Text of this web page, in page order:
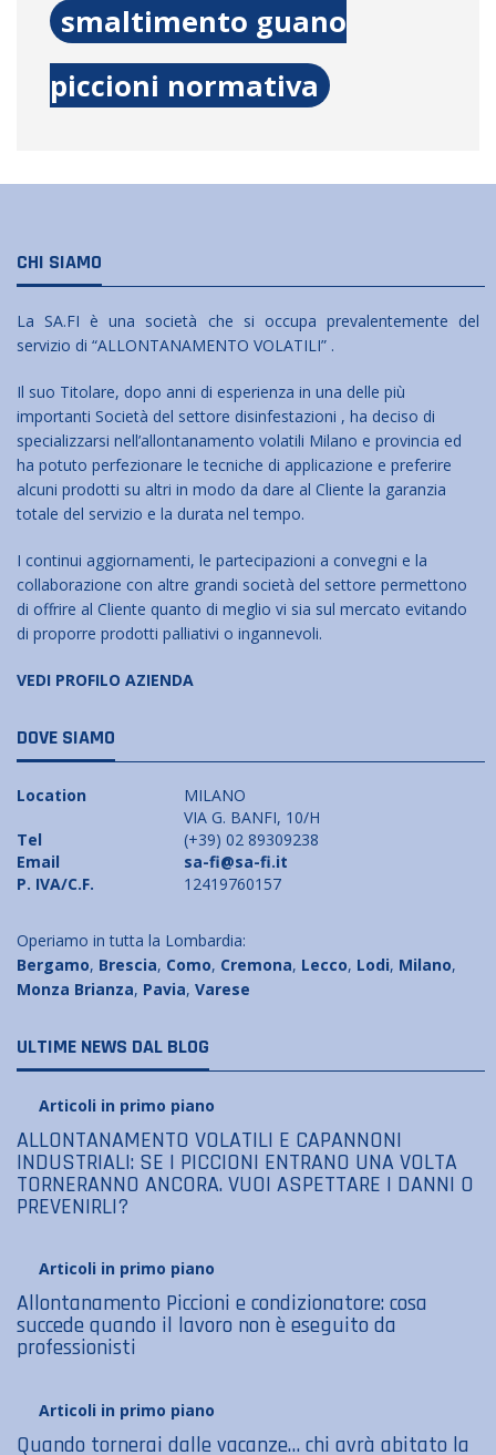
smaltimento guano
piccioni normativa
CHI SIAMO
La SA.FI è una società che si occupa prevalentemente del
servizio di “ALLONTANAMENTO VOLATILI” .
Il suo Titolare, dopo anni di esperienza in una delle più
importanti Società del settore disinfestazioni , ha deciso di
specializzarsi nell’allontanamento volatili Milano e provincia ed
ha potuto perfezionare le tecniche di applicazione e preferire
alcuni prodotti su altri in modo da dare al Cliente la garanzia
totale del servizio e la durata nel tempo.
I continui aggiornamenti, le partecipazioni a convegni e la
collaborazione con altre grandi società del settore permettono
di offrire al Cliente quanto di meglio vi sia sul mercato evitando
di proporre prodotti palliativi o ingannevoli.
VEDI PROFILO AZIENDA
DOVE SIAMO
Location
MILANO
VIA G. BANFI, 10/H
Tel
(+39) 02 89309238
Email
sa-fi@sa-fi.it
P. IVA/C.F.
12419760157
Operiamo in tutta la Lombardia:
Bergamo, Brescia, Como, Cremona, Lecco, Lodi, Milano,
Monza Brianza, Pavia, Varese
ULTIME NEWS DAL BLOG
Articoli in primo piano
ALLONTANAMENTO VOLATILI E CAPANNONI
INDUSTRIALI: SE I PICCIONI ENTRANO UNA VOLTA
TORNERANNO ANCORA. VUOI ASPETTARE I DANNI O
PREVENIRLI?
Articoli in primo piano
Allontanamento Piccioni e condizionatore: cosa
succede quando il lavoro non è eseguito da
professionisti
Articoli in primo piano
Quando tornerai dalle vacanze… chi avrà abitato la